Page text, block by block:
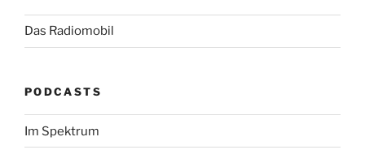
Das Radiomobil
PODCASTS
Im Spektrum